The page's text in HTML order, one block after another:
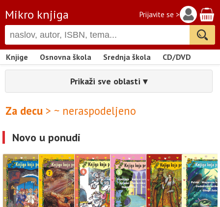
Mikro knjiga Prijavite se >
Knjige Osnovna škola Srednja škola CD/DVD
Prikaži sve oblasti ▾
Za decu > ~ neraspodeljeno
Novo u ponudi